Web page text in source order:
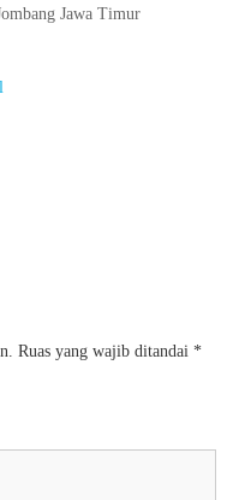
Jawa Timur
Ruas yang wajib ditandai *